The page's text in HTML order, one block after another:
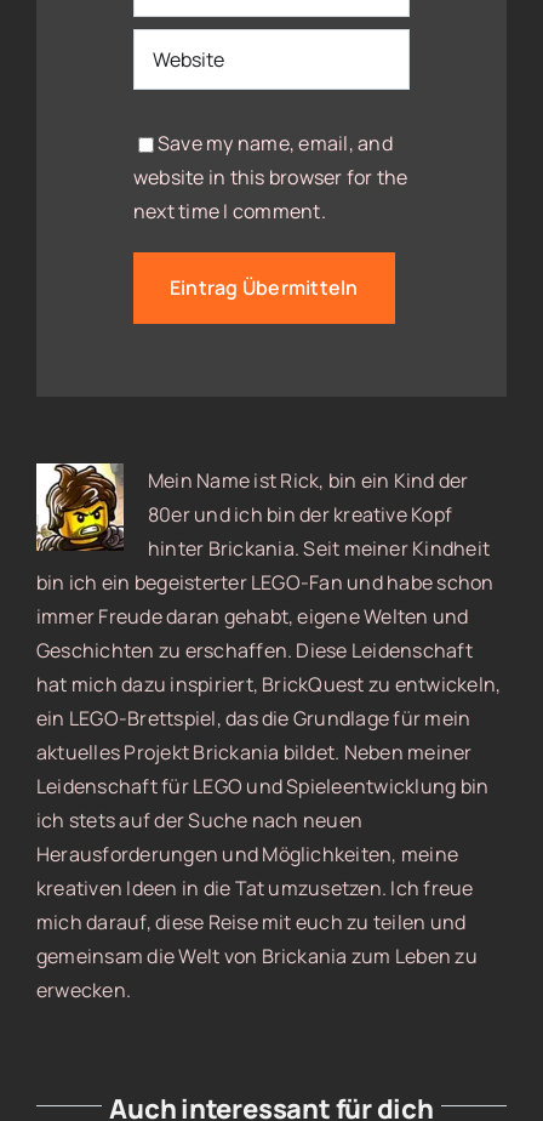
Save my name, email, and
website in this browser for the
next time I comment.
Mein Name ist Rick, bin ein Kind der
80er und ich bin der kreative Kopf
hinter Brickania. Seit meiner Kindheit
bin ich ein begeisterter LEGO-Fan und habe schon
immer Freude daran gehabt, eigene Welten und
Geschichten zu erschaffen. Diese Leidenschaft
hat mich dazu inspiriert, BrickQuest zu entwickeln,
ein LEGO-Brettspiel, das die Grundlage für mein
aktuelles Projekt Brickania bildet. Neben meiner
Leidenschaft für LEGO und Spieleentwicklung bin
ich stets auf der Suche nach neuen
Herausforderungen und Möglichkeiten, meine
kreativen Ideen in die Tat umzusetzen. Ich freue
mich darauf, diese Reise mit euch zu teilen und
gemeinsam die Welt von Brickania zum Leben zu
erwecken.
Auch interessant für dich